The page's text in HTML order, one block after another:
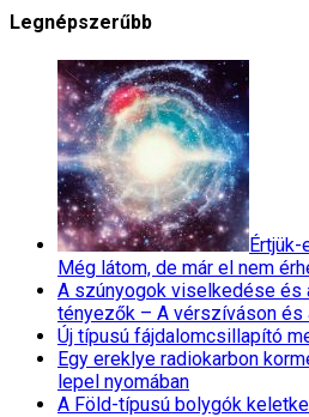
Legnépszerűbb
Értjük-
Még látom, de már el nem
A szúnyogok viselkedése és
tényezők – A vérszíváson és
Új típusú fájdalomcsillapító
Egy ereklye radiokarbon
lepel nyomában
A Föld-típusú bolygók